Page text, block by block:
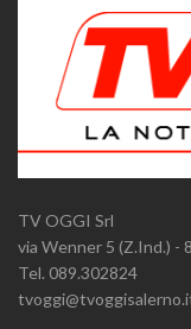
TV OGGI Srl
via Wenner 5 (Z.Ind.) -
Tel. 089.302824